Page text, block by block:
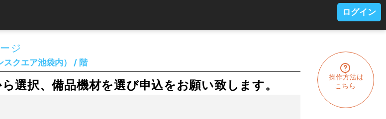
操作方法は
こちら
ログイン
ジ
スクエア池袋内） / 階
選択、備品機材を選び申込をお願い致します。